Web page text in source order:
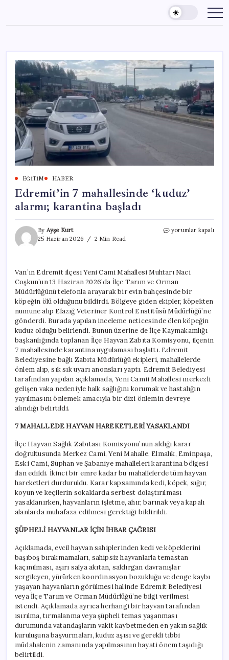
content
EĞITIM HABER
Edremit’in 7 mahallesinde ‘kuduz’
alarmı; karantina başladı
By Ayşe Kurt
25 Haziran 2026
2 Min Read
Edremit’in
karantina
başladı
için
yorumlar kapalı
Van’ın Edremit ilçesi Yeni Cami Mahallesi Muhtarı Naci
Coşkun’un 13 Haziran 2026’da İlçe Tarım ve Orman
Müdürlüğünü telefonla arayarak bir evin bahçesinde bir
köpeğin ölü olduğunu bildirdi. Bölgeye giden ekipler, köpekten
numune alıp Elazığ Veteriner Kontrol Enstitüsü Müdürlüğü’ne
gönderdi. Burada yapılan inceleme neticesinde ölen köpeğin
kuduz olduğu belirlendi. Bunun üzerine de İlçe Kaymakamlığı
başkanlığında toplanan İlçe Hayvan Zabıta Komisyonu, ilçenin
7 mahallesinde karantina uygulaması başlattı. Edremit
Belediyesine bağlı Zabıta Müdürlüğü ekipleri, mahallelerde
önlem alıp, sık sık uyarı anonsları yaptı. Edremit Belediyesi
tarafından yapılan açıklamada, Yeni Camii Mahallesi merkezli
gelişen vaka nedeniyle halk sağlığını korumak ve hastalığın
yayılmasını önlemek amacıyla bir dizi önlemin devreye
alındığı belirtildi.
7 MAHALLEDE HAYVAN HAREKETLERİ YASAKLANDI
İlçe Hayvan Sağlık Zabıtası Komisyonu’nun aldığı karar
doğrultusunda Merkez Cami, Yeni Mahalle, Elmalık, Eminpaşa,
Eski Cami, Süphan ve Şabaniye mahalleleri karantina bölgesi
ilan edildi. İkinci bir emre kadar bu mahallelerde tüm hayvan
hareketleri durduruldu. Karar kapsamında kedi, köpek, sığır,
koyun ve keçilerin sokaklarda serbest dolaştırılması
yasaklanırken, hayvanların işletme, ahır, barınak veya kapalı
alanlarda muhafaza edilmesi gerektiği bildirildi.
ŞÜPHELİ HAYVANLAR İÇİN İHBAR ÇAĞRISI
Açıklamada, evcil hayvan sahiplerinden kedi ve köpeklerini
başıboş bırakmamaları, sahipsiz hayvanlarla temastan
kaçınılması, aşırı salya akıtan, saldırgan davranışlar
sergileyen, yürürken koordinasyon bozukluğu ve denge kaybı
yaşayan hayvanların görülmesi halinde Edremit Belediyesi
veya İlçe Tarım ve Orman Müdürlüğü’ne bilgi verilmesi
istendi. Açıklamada ayrıca herhangi bir hayvan tarafından
ısırılma, tırmalanma veya şüpheli temas yaşanması
durumunda vatandaşların vakit kaybetmeden en yakın sağlık
kuruluşuna başvurmaları, kuduz aşısı ve gerekli tıbbi
müdahalenin zamanında yapılmasının hayati önem taşıdığı
belirtildi.